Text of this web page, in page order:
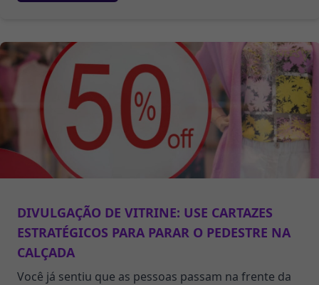
DIVULGAÇÃO DE VITRINE: USE CARTAZES
ESTRATÉGICOS PARA PARAR O PEDESTRE NA
CALÇADA
Você já sentiu que as pessoas passam na frente da